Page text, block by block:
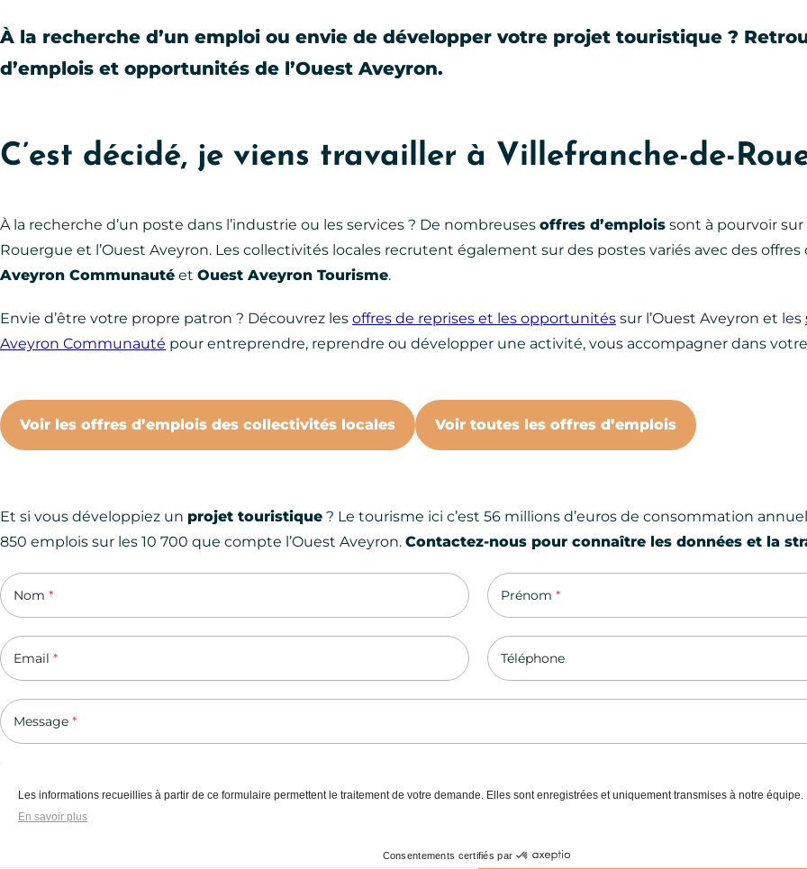
À la recherche d’un emploi ou envie de développer votre projet touristique ?
d’emplois et opportunités de l’Ouest Aveyron.
C’est décidé, je viens travailler à Villefranche-de-
À la recherche d’un poste dans l’industrie ou les services ? De nombreuses offres d’emplois sont à pourvoir
Rouergue et l’Ouest Aveyron. Les collectivités locales recrutent également sur des postes variés avec des offres
Aveyron Communauté et Ouest Aveyron Tourisme.
Envie d’être votre propre patron ? Découvrez les offres de reprises et les opportunités sur l’Ouest Aveyron et les
Aveyron Communauté pour entreprendre, reprendre ou développer une activité, vous accompagner dans
Voir les offres d’emplois des collectivités locales Voir toutes les offres d’emplois
Et si vous développiez un projet touristique ? Le tourisme ici c’est 56 millions d’euros de consommation
850 emplois sur les 10 700 que compte l’Ouest Aveyron. Contactez-nous pour connaître les données et la
Je développe mon projet touristique
Nom * Prénom *
Email * Téléphone
Message *
Les informations recueillies à partir de ce formulaire permettent le traitement de votre demande. Elles sont enregistrées et uniquement transmises à notre
En savoir plus
Consentements certifiés par